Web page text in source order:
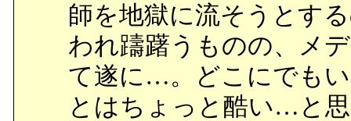
師を地獄に流そうとす
われ躊躇うものの、メ
て遂に…。どこにでも
とはちょっと酷い…と